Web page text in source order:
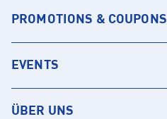
PROMOTIONS & COUPONS
EVENTS
ÜBER UNS